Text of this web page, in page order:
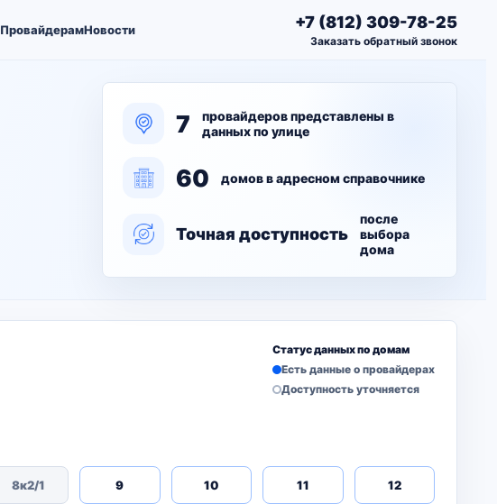
ПровайдерамНовости +7 (812) 309-78-25
Заказать обратный звонок
7
провайдеров представлены в
данных по улице
60 домов в адресном справочнике
Точная доступность
после
выбора
дома
Статус данных по домам
Есть данные о провайдерах
Доступность уточняется
8к2/1 9 10 11 12